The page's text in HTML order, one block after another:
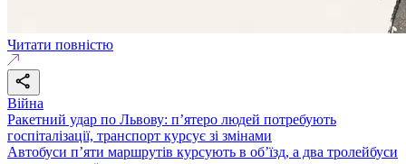
Читати повністю
Війна
Ракетний удар по Львову: п’ятеро людей потребують
госпіталізації, транспорт курсує зі змінами
Автобуси п’яти маршрутів курсують в об’їзд, а два тролейбуси